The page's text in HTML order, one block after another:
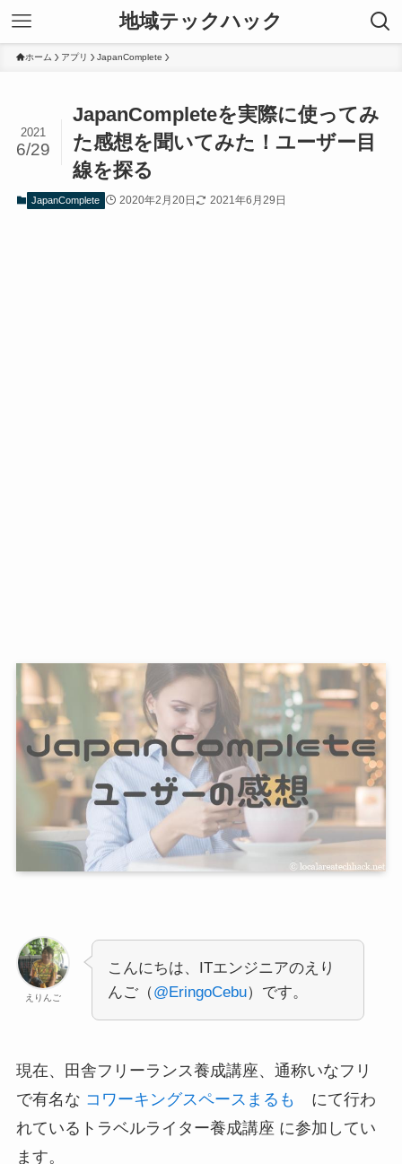
地域テックハック
ホーム アプリ JapanComplete
JapanCompleteを実際に使ってみ
た感想を聞いてみた！ユーザー目
線を探る
2021
6/29
JapanComplete 2020年2月20日 2021年6月29日
えりんご
こんにちは、ITエンジニアのえり
んご（@EringoCebu）です。
現在、田舎フリーランス養成講座、通称いなフリ
で有名な コワーキングスペースまるも
にて行わ
れているトラベルライター養成講座 に参加してい
ます。